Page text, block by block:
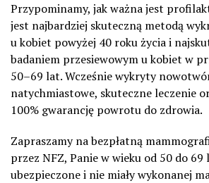
Przypominamy, jak ważna jest
jest najbardziej skuteczną metodą
u kobiet powyżej 40 roku życia i
badaniem przesiewowym u kobiet w
50–69 lat. Wcześnie wykryty
natychmiastowe, skuteczne leczenie
100% gwarancję powrotu do zdrowia.
Zapraszamy na bezpłatną
przez NFZ, Panie w wieku od 50 do
ubezpieczone i nie miały wykonanej